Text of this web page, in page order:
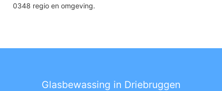
0348 regio en omgeving.
Glasbewassing in Driebruggen